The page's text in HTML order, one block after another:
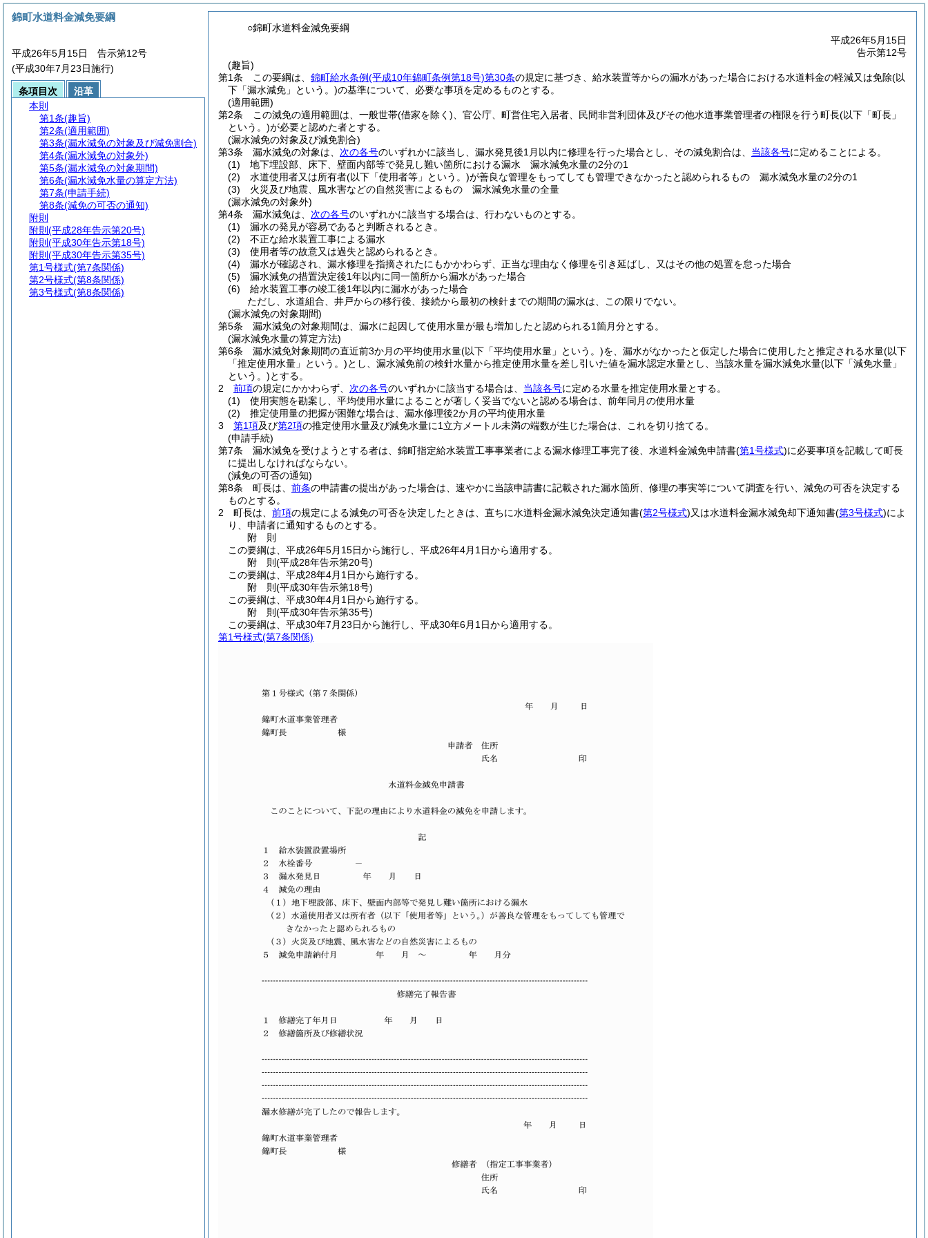
○錦町水道料金減免要綱
平成26年5月15日
告示第12号
(趣旨)
第1条
この要綱は、 錦町給水条例(平成10年錦町条例第18号)第30条の規定に基づき、給水装置等からの漏水があった場合における水道料金の軽減又は免除(以
下「漏水減免」という。)の基準について、必要な事項を定めるものとする。
(適用範囲)
第2条
この減免の適用範囲は、一般世帯(借家を除く) 、官公庁、町営住宅入居者、民間非営利団体及びその他水道事業管理者の権限を行う町長(以下「町長」
という。)が必要と認めた者とする。
(漏水減免の対象及び減免割合)
第3条
漏水減免の対象は、 次の各号のいずれかに該当し、漏水発見後1月以内に修理を行った場合とし、その減免割合は、 当該各号に定めることによる。
(1)
地下埋設部、床下、壁面内部等で発見し難い箇所における漏水 漏水減免水量の2分の1
(2)
水道使用者又は所有者(以下「使用者等」という。)が善良な管理をもってしても管理できなかったと認められるもの 漏水減免水量の2分の1
(3)
火災及び地震、風水害などの自然災害によるもの 漏水減免水量の全量
(漏水減免の対象外)
第4条
漏水減免は、 次の各号のいずれかに該当する場合は、行わないものとする。
(1)
漏水の発見が容易であると判断されるとき。
(2)
不正な給水装置工事による漏水
(3)
使用者等の故意又は過失と認められるとき。
(4)
漏水が確認され、漏水修理を指摘されたにもかかわらず、正当な理由なく修理を引き延ばし、又はその他の処置を怠った場合
(5)
漏水減免の措置決定後1年以内に同一箇所から漏水があった場合
(6)
給水装置工事の竣工後1年以内に漏水があった場合
ただし、水道組合、井戸からの移行後、接続から最初の検針までの期間の漏水は、この限りでない。
(漏水減免の対象期間)
第5条
漏水減免の対象期間は、漏水に起因して使用水量が最も増加したと認められる1箇月分とする。
(漏水減免水量の算定方法)
第6条
漏水減免対象期間の直近前3か月の平均使用水量(以下「平均使用水量」という。)を、漏水がなかったと仮定した場合に使用したと推定される水量(以下
「推定使用水量」という。)とし、漏水減免前の検針水量から推定使用水量を差し引いた値を漏水認定水量とし、当該水量を漏水減免水量(以下「減免水量」
という。)とする。
2
前項の規定にかかわらず、 次の各号のいずれかに該当する場合は、 当該各号に定める水量を推定使用水量とする。
(1)
使用実態を勘案し、平均使用水量によることが著しく妥当でないと認める場合は、前年同月の使用水量
(2)
推定使用量の把握が困難な場合は、漏水修理後2か月の平均使用水量
3
第1項及び第2項の推定使用水量及び減免水量に1立方メートル未満の端数が生じた場合は、これを切り捨てる。
(申請手続)
第7条
漏水減免を受けようとする者は、錦町指定給水装置工事事業者による漏水修理工事完了後、水道料金減免申請書(第1号様式)に必要事項を記載して町長
に提出しなければならない。
(減免の可否の通知)
第8条
町長は、 前条の申請書の提出があった場合は、速やかに当該申請書に記載された漏水箇所、修理の事実等について調査を行い、減免の可否を決定する
ものとする。
2
町長は、 前項の規定による減免の可否を決定したときは、直ちに水道料金漏水減免決定通知書(第2号様式)又は水道料金漏水減免却下通知書(第3号様式)によ
り、申請者に通知するものとする。
附 則
この要綱は、平成26年5月15日から施行し、平成26年4月1日から適用する。
附 則(平成28年告示第20号)
この要綱は、平成28年4月1日から施行する。
附 則(平成30年告示第18号)
この要綱は、平成30年4月1日から施行する。
附 則(平成30年告示第35号)
この要綱は、平成30年7月23日から施行し、平成30年6月1日から適用する。
第1号様式(第7条関係)
錦町水道料金減免要綱
平成26年5月15日 告示第12号
(平成30年7月23日施行)
条項目次
沿革
本則
第1条(趣旨)
第2条(適用範囲)
第3条(漏水減免の対象及び減免割合)
第4条(漏水減免の対象外)
第5条(漏水減免の対象期間)
第6条(漏水減免水量の算定方法)
第7条(申請手続)
第8条(減免の可否の通知)
附則
附則 (平成28年告示第20号)
附則 (平成30年告示第18号)
附則 (平成30年告示第35号)
第1号様式(第7条関係)
第2号様式(第8条関係)
第3号様式(第8条関係)